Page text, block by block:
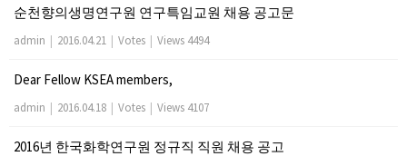
순천향의생명연구원 연구특임교원 채용 공고문
admin | 2016.04.21 | Votes | Views 4494
Dear Fellow KSEA members,
admin | 2016.04.18 | Votes | Views 4107
2016년 한국화학연구원 정규직 직원 채용 공고